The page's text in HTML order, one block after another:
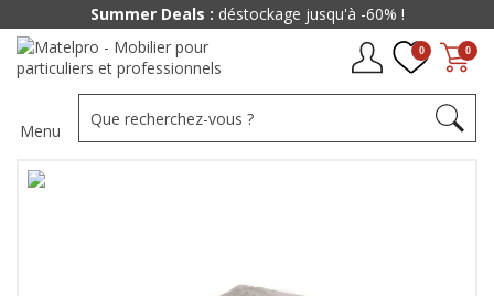
0
0
Menu
Summer Deals : déstockage jusqu'à -60% !